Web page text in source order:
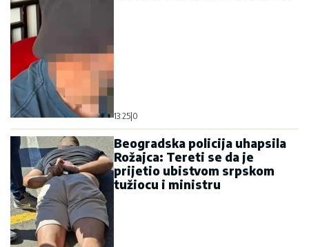
13:25 0
Beogradska policija uhapsila
Rožajca: Tereti se da je
prijetio ubistvom srpskom
tužiocu i ministru